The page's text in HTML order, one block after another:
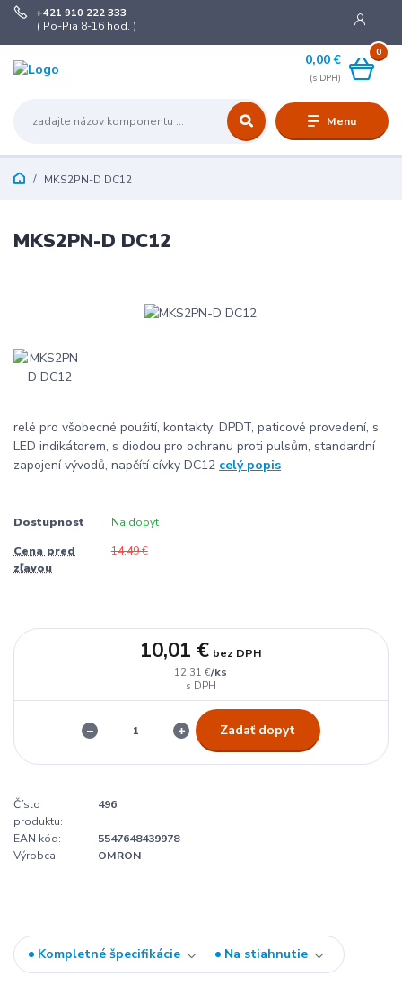
Menu
+421 910 222 333
( Po-Pia 8-16 hod. )
0
0,00 €
MKS2PN-D DC12
MKS2PN-D DC12
relé pro všobecné použití, kontakty: DPDT, paticové provedení, s
LED indikátorem, s diodou pro ochranu proti pulsům, standardní
zapojení vývodů, napěítí cívky DC12 celý popis
Dostupnosť Na dopyt
Cena pred
zľavou
14,49 €
12,31 €/ks
10,01 € bez DPH
Zadať dopyt
Číslo
produktu:
496
EAN kód:
5547648439978
Výrobca:
OMRON
Kompletné špecifikácie Na stiahnutie